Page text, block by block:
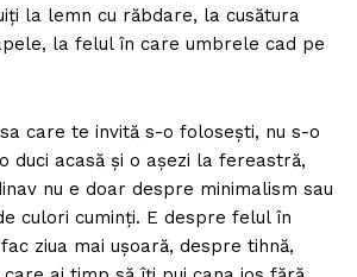
la lemn cu răbdare, la cusătura
la felul în care umbrele cad pe
care te invită s-o folosești, nu s-o
duci acasă și o așezi la fereastră,
nu e doar despre minimalism sau
culori cuminți. E despre felul în
ziua mai ușoară, despre tihnă,